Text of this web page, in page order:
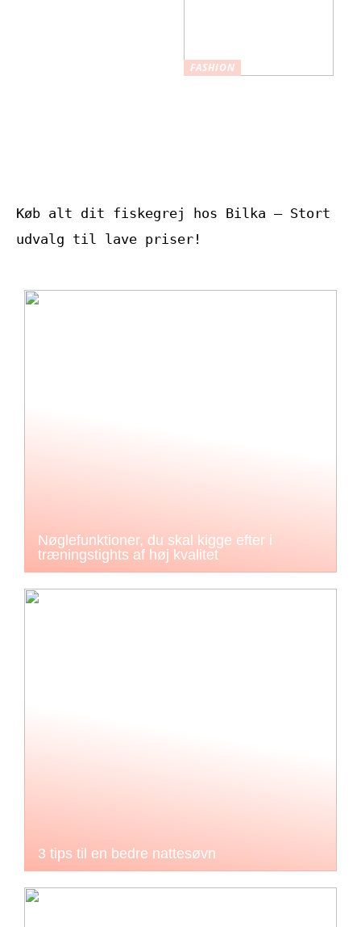
FASHION
Køb alt dit fiskegrej hos Bilka – Stort
udvalg til lave priser!
Nøglefunktioner, du skal kigge efter i
træningstights af høj kvalitet
3 tips til en bedre nattesøvn